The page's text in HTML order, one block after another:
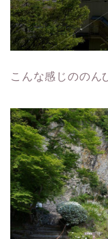
こんな感じののん